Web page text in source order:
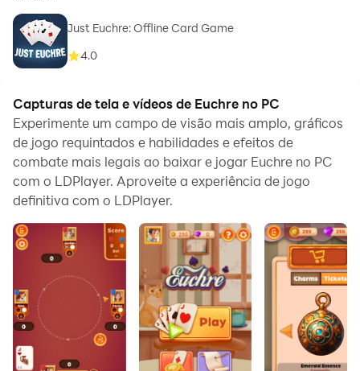
Just Euchre: Offline Card Game
4.0
Capturas de tela e vídeos de Euchre no PC
Experimente um campo de visão mais amplo, gráficos
de jogo requintados e habilidades e efeitos de
combate mais legais ao baixar e jogar Euchre no PC
com o LDPlayer. Aproveite a experiência de jogo
definitiva com o LDPlayer.